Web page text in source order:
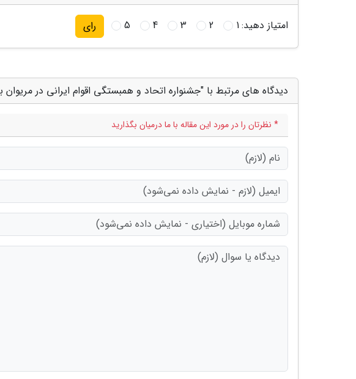
امتیاز دهید:1
2
3
4
5 رای
دیدگاه های مرتبط با "جشنواره اتحاد و همبستگی اقوام ایرانی در مریوان
* نظرتان را در مورد این مقاله با ما درمیان بگذارید